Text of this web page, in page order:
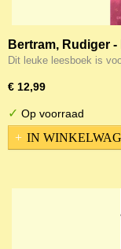
Bertram, Rudiger
Dit leuke leesboek is
€ 12,99
✓ Op voorraad
IN